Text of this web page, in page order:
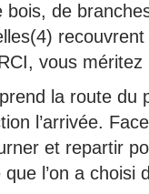
bois, de
vous méritez
la route du
l’arrivée.
et repartir
l’on a choisi